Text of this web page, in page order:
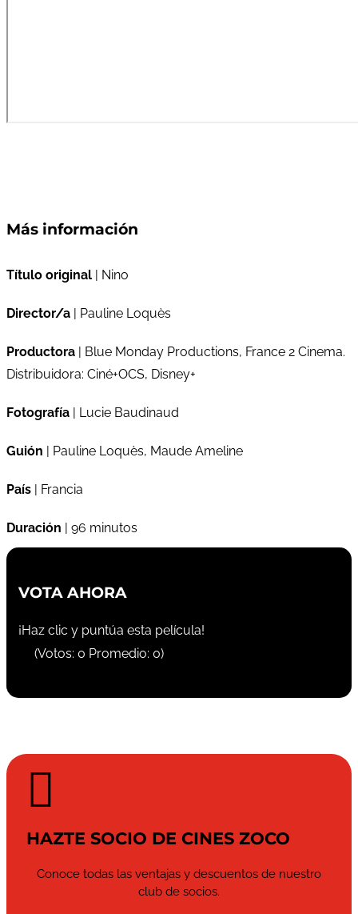
Más información
Título original | Nino
Director/a | Pauline Loquès
Productora | Blue Monday Productions, France 2 Cinema.
Distribuidora: Ciné+OCS, Disney+
Fotografía | Lucie Baudinaud
Guión | Pauline Loquès, Maude Ameline
País | Francia
Duración | 96 minutos
VOTA AHORA
¡Haz clic y puntúa esta película!
(Votos: 0 Promedio: 0)

HAZTE SOCIO DE CINES ZOCO
Conoce todas las ventajas y descuentos de nuestro
club de socios.